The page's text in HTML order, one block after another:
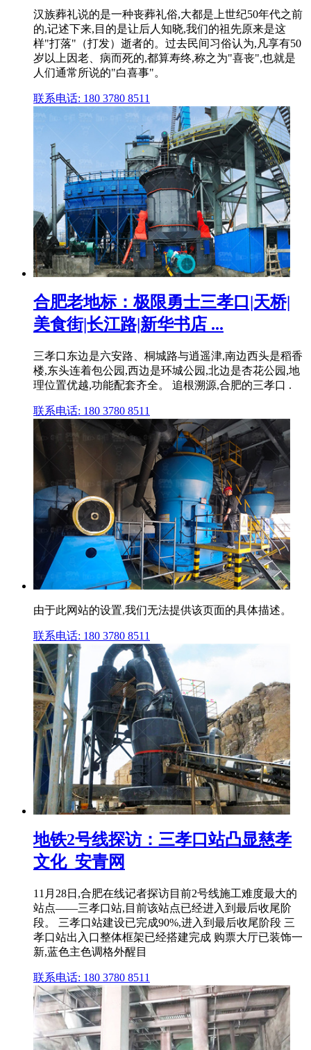
汉族葬礼说的是一种丧葬礼俗,大都是上世纪50年代之前
的,记述下来,目的是让后人知晓,我们的祖先原来是这
样"打落"（打发）逝者的。过去民间习俗认为,凡享有50
岁以上因老、病而死的,都算寿终,称之为"喜丧",也就是
人们通常所说的"白喜事"。
联系电话: 180 3780 8511
合肥老地标：极限勇士三孝口|天桥|
美食街|长江路|新华书店 ...
三孝口东边是六安路、桐城路与逍遥津,南边西头是稻香
楼,东头连着包公园,西边是环城公园,北边是杏花公园,地
理位置优越,功能配套齐全。 追根溯源,合肥的三孝口 .
联系电话: 180 3780 8511
由于此网站的设置,我们无法提供该页面的具体描述。
联系电话: 180 3780 8511
地铁2号线探访：三孝口站凸显慈孝
文化_安青网
11月28日,合肥在线记者探访目前2号线施工难度最大的
站点——三孝口站,目前该站点已经进入到最后收尾阶
段。 三孝口站建设已完成90%,进入到最后收尾阶段 三
孝口站出入口整体框架已经搭建完成 购票大厅已装饰一
新,蓝色主色调格外醒目
联系电话: 180 3780 8511